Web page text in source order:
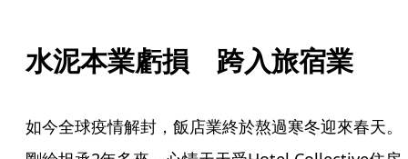
水泥本業虧損　跨入旅宿業
如今全球疫情解封，飯店業終於熬過寒冬迎來春天。